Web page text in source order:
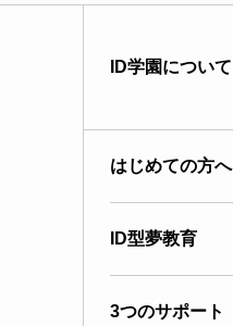
ID学園について
はじめての方へ
ID型夢教育
3つのサポート